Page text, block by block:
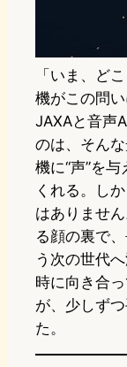
「いま、ど
機がこの問
JAXAと音声
のは、そん
機に“声”を
くれる。し
はありませ
る顔の裏で
う次の世代
時に向き合
が、少しず
た。